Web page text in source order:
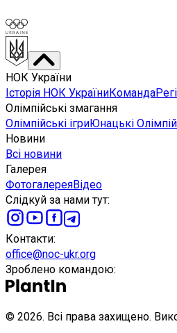
НОК України
Історія НОК УкраїниКоманда
Олімпійські змагання
Олімпійські ігриЮнацькі
Новини
Всі новини
Галерея
ФотогалереяВідео
Слідкуй за нами тут:
Контакти:
office@noc-ukr.org
Зроблено командою:
© 2026. Всі права захищено.